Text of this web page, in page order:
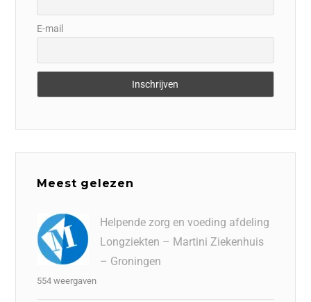
E-mail
Meest gelezen
Helpende zorg en voeding afdeling
Longziekten – Martini Ziekenhuis
– Groningen
554 weergaven